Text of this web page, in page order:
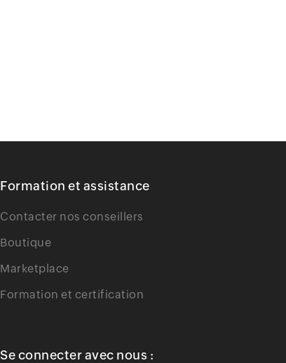
Formation et assistance
Contacter nos conseillers
Boutique
Marketplace
Formation et certification
Se connecter avec nous :